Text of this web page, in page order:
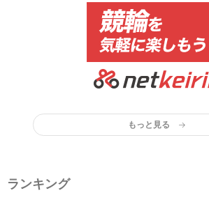
もっと見る
ランキング